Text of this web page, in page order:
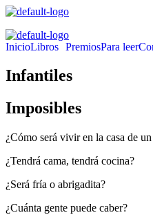
InicioLibros PremiosPara leer
Infantiles
Imposibles
¿Cómo será vivir en la casa de
¿Tendrá cama, tendrá cocina?
¿Será fría o abrigadita?
¿Cuánta gente puede caber?